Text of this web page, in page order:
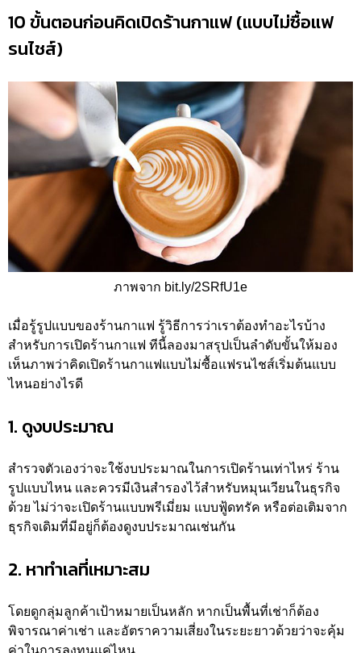
10 ขั้นตอนก่อนคิดเปิดร้านกาแฟ (แบบไม่ซื้อแฟ
รนไชส์)
ภาพจาก bit.ly/2SRfU1e
เมื่อรู้รูปแบบของร้านกาแฟ รู้วิธีการว่าเราต้องทำอะไรบ้าง
สำหรับการเปิดร้านกาแฟ ทีนี้ลองมาสรุปเป็นลำดับขั้นให้มอง
เห็นภาพว่าคิดเปิดร้านกาแฟแบบไม่ซื้อแฟรนไชส์เริ่มต้นแบบ
ไหนอย่างไรดี
1. ดูงบประมาณ
สำรวจตัวเองว่าจะใช้งบประมาณในการเปิดร้านเท่าไหร่ ร้าน
รูปแบบไหน และควรมีเงินสำรองไว้สำหรับหมุนเวียนในธุรกิจ
ด้วย ไม่ว่าจะเปิดร้านแบบพรีเมี่ยม แบบฟู้ดทรัค หรือต่อเติมจาก
ธุรกิจเดิมที่มีอยู่ก็ต้องดูงบประมาณเช่นกัน
2. หาทำเลที่เหมาะสม
โดยดูกลุ่มลูกค้าเป้าหมายเป็นหลัก หากเป็นพื้นที่เช่าก็ต้อง
พิจารณาค่าเช่า และอัตราความเสี่ยงในระยะยาวด้วยว่าจะคุ้ม